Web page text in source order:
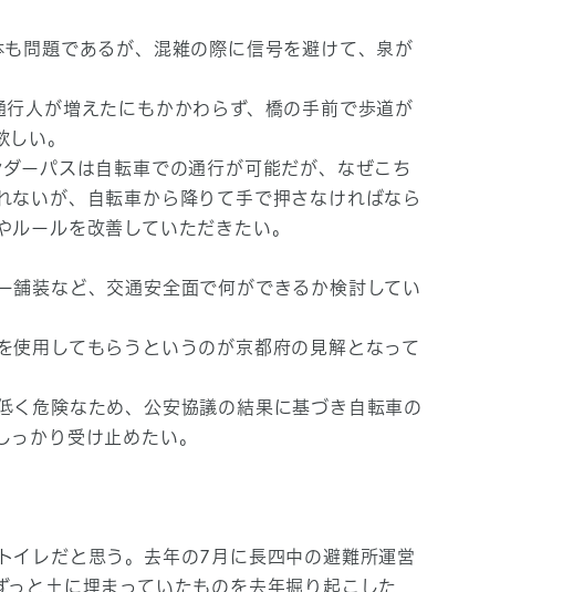
問題であるが、混雑の際に信号を避けて、泉が
人が増えたにもかかわらず、橋の手前で歩道が
い。
ーパスは自転車での通行が可能だが、なぜこち
いが、自転車から降りて手で押さなければなら
ールを改善していただきたい。
装など、交通安全面で何ができるか検討してい
用してもらうというのが京都府の見解となって
く危険なため、公安協議の結果に基づき自転車の
かり受け止めたい。
イレだと思う。去年の7月に長四中の避難所運営
と土に埋まっていたものを去年掘り起こした